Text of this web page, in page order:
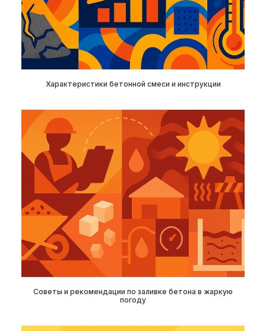
Характеристики бетонной смеси и инструкции
Советы и рекомендации по заливке бетона в жаркую
погоду